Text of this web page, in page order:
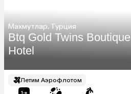
Махмутлар, Турция
Btq Gold Twins Boutique
Hotel
Летим Аэрофлотом